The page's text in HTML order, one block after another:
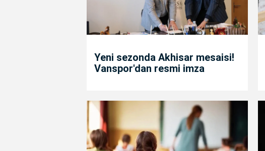
Yeni sezonda Akhisar mesaisi!
Vanspor'dan resmi imza